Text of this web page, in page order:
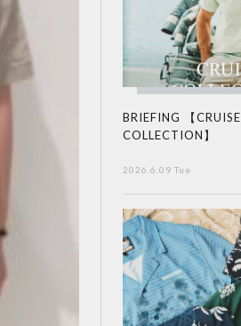
BRIEFING 【CRUISE
COLLECTION】
2026.6.09 Tue